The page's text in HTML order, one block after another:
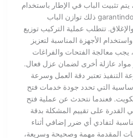
الباب في الإطار باستخدام
المفصلات الصحيحة، garantindo ذلك توازن الباب
تتطلب عملية التركيب توزيع
الأجهزة المناسبة لتعزيز
الفتحات والفراغات
أخرى لضمان عزل فعال.
تعتبر دقة العمل وسرعة
التي تحدد جودة خدمات فتح
فعندما نتحدث عن عملية فتح
على تقييم المشكلة بدقة
أي ضرر إضافي أثناء
مهمة وصحيحة وسريعة،